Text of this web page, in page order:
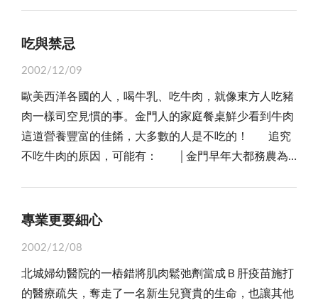
成佛，那也無妨，但如果你要當它是開悟的唯一方法，
那鐵定如「磨磚作鏡」一樣，永遠也開悟不了！
之關鍵，更點出現階段民意之趨向。 一般而言，中
動，卻也不是冷漠的一群，他們總是冷眼旁觀，在最關
鍵的一刻，把最關鍵的一票，理性的投給他們認為最理
想的候選人。讓好人出頭，或許就是他們心中的一把尺
吧！ 我們期待各政黨，在選舉激情過後，皆須好好
統大選來臨時，「誰最愛台灣」將不再是焦點，民眾要
看的，是誰能讓他們的生活過得更好，這股全民殷切
真心誠意來推動，更不知各政黨準備好了沒？
「五兄摃一妹，要嫁無金箍也鳳冠！」讚許妹妹有五位
然不在話下，而妹妹也很敬重兄長，諸如婚姻大事，也
徵詢兄長的意見。因此，妹妹的疑惑，我心中已有定
見：咱們是離島鄉下人，不是什麼金枝玉葉，先秤秤自
己的斤兩，「四兩 仔愛除」，醫生的兒子就甭考慮
是，好歹比妹妹年長十五歲，多看過一些人間冷暖。畢
妻如換鞋，與其冒著半途被甩的風險，倒不如找個平實
可靠的青年，只要品行端正、勤儉向上，農家子弟又何
吃與禁忌
2002/12/09
歐美西洋各國的人，喝牛乳、吃牛肉，就像東方人吃豬
肉一樣司空見慣的事。金門人的家庭餐桌鮮少看到牛肉
這道營養豐富的佳餚，大多數的人是不吃的！ 追究
不吃牛肉的原因，可能有： │金門早年大都務農為
的人，幾乎是不吃牛肉的多，餐桌更是看不到，是對牛
面的影響。小孩子不可以吃，吃了「沒翻車」。有的做
官或是有身份的人也不吃，怕對未來的前程或職位有不
專業更要細心
2002/12/08
北城婦幼醫院的一樁錯將肌肉鬆弛劑當成Ｂ肝疫苗施打
的醫療疏失，奪走了一名新生兒寶貴的生命，也讓其他